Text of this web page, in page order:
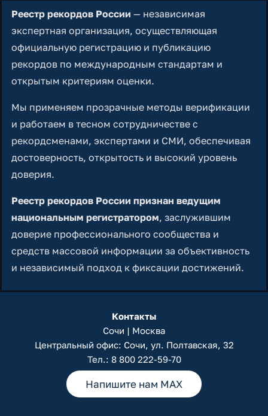
Реестр рекордов России — независимая
экспертная организация, осуществляющая
официальную регистрацию и публикацию
рекордов по международным стандартам и
открытым критериям оценки.
Мы применяем прозрачные методы верификации
и работаем в тесном сотрудничестве с
рекордсменами, экспертами и СМИ, обеспечивая
достоверность, открытость и высокий уровень
доверия.
Реестр рекордов России признан ведущим
национальным регистратором, заслужившим
доверие профессионального сообщества и
средств массовой информации за объективность
и независимый подход к фиксации достижений.
Контакты
Сочи | Москва
Центральный офис: Сочи, ул. Полтавская, 32
Тел.: 8 800 222-59-70
Напишите нам MAX